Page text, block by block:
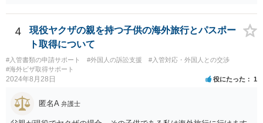
4
現役ヤクザの親を持つ子供の海外旅行とパスポー
ト取得について
#入管書類の申請サポート #外国人の訴訟支援
#入管対応・外国人との交渉
#海外ビザ取得サポート
2024年8月28日 役にたった 1
匿名A 弁護士